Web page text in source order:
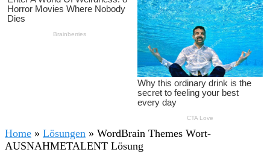
Home » Lösungen » WordBrain Themes Wort-
AUSNAHMETALENT Lösung